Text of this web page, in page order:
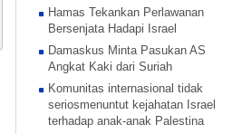
Hamas Tekankan Perlawanan
Bersenjata Hadapi Israel
Damaskus Minta Pasukan AS
Angkat Kaki dari Suriah
Komunitas internasional tidak
seriosmenuntut kejahatan Israel
terhadap anak-anak Palestina